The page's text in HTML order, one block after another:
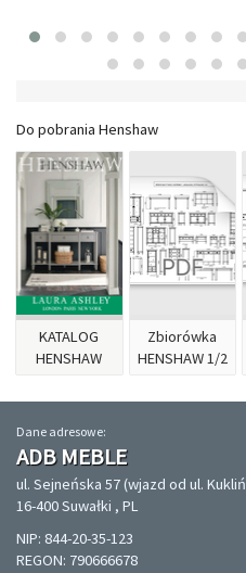
Do pobrania Henshaw
KATALOG
HENSHAW
Zbiorówka
HENSHAW 1/2
Dane adresowe:
ADB MEBLE
ul. Sejneńska 57 (wjazd od ul.
16-400 Suwałki , PL
NIP: 844-20-35-123
REGON: 790666678